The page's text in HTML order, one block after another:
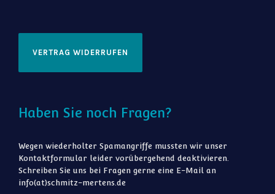
VERTRAG WIDERRUFEN
Haben Sie noch Fragen?
Wegen wiederholter Spamangriffe mussten wir unser
Kontaktformular leider vorübergehend deaktivieren.
Schreiben Sie uns bei Fragen gerne eine E-Mail an
info(at)schmitz-mertens.de